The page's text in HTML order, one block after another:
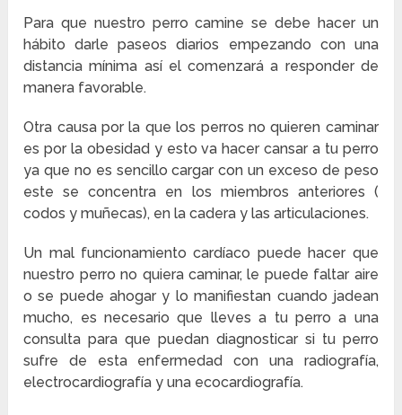
Para que nuestro perro camine se debe hacer un
hábito darle paseos diarios empezando con una
distancia mínima así el comenzará a responder de
manera favorable.
Otra causa por la que los perros no quieren caminar
es por la obesidad y esto va hacer cansar a tu perro
ya que no es sencillo cargar con un exceso de peso
este se concentra en los miembros anteriores (
codos y muñecas), en la cadera y las articulaciones.
Un mal funcionamiento cardíaco puede hacer que
nuestro perro no quiera caminar, le puede faltar aire
o se puede ahogar y lo manifiestan cuando jadean
mucho, es necesario que lleves a tu perro a una
consulta para que puedan diagnosticar si tu perro
sufre de esta enfermedad con una radiografía,
electrocardiografía y una ecocardiografía.